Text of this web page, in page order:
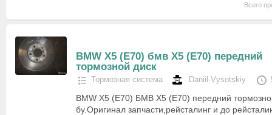
Всего
BMW X5 (E70) бмв Х5 (Е70) передний
тормозной диск
Тормозная система Daniil-Vysotskiy
BMW X5 (E70) БМВ Х5 (Е70) передний
бу.Оригинал запчасти,рейсталинг и до